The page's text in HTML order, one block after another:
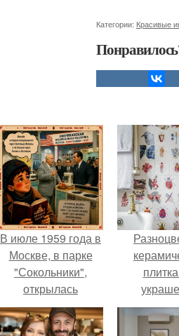
Категории: Красивые
В июле 1959 года в
Москве, в парке
"Сокольники",
открылась
американская
национальная